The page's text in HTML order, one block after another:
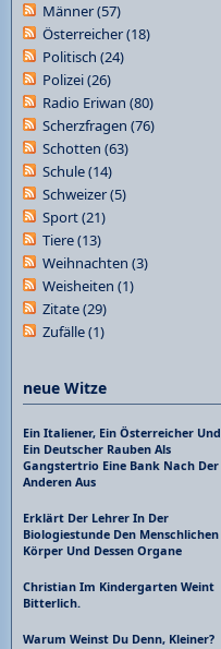
Männer(57)
Österreicher(18)
Politisch (24)
Polizei(26)
Radio Eriwan (80)
Scherzfragen (76)
Schotten (63)
Schule(14)
Schweizer(5)
Sport(21)
Tiere(13)
Weihnachten (3)
Weisheiten (1)
Zitate(29)
Zufälle(1)
neue Witze
Ein Italiener, Ein Österreicher Und
Ein Deutscher Rauben Als
Gangstertrio Eine Bank Nach Der
Anderen Aus
Erklärt Der Lehrer In Der
Biologiestunde Den Menschlichen
Körper Und Dessen Organe
Christian Im Kindergarten Weint
Bitterlich.
Warum Weinst Du Denn, Kleiner?